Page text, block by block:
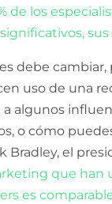
de los
sus
debe
uso de una
algunos
o cómo
Bradley, el
que
es